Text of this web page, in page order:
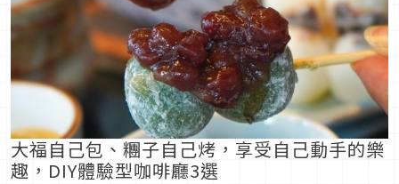
大福自己包、糰子自己烤，享受自己動手的樂
趣，DIY體驗型咖啡廳3選